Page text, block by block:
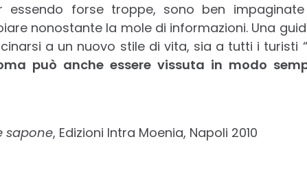
essendo forse troppe, sono ben
nonostante la mole di informazioni. Una
a un nuovo stile di vita, sia a tutti i turisti
può anche essere vissuta in modo
sapone, Edizioni Intra Moenia, Napoli 2010